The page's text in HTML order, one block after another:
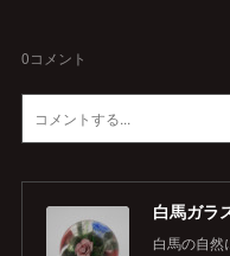
0コメント
白馬ガラ
白馬の自然